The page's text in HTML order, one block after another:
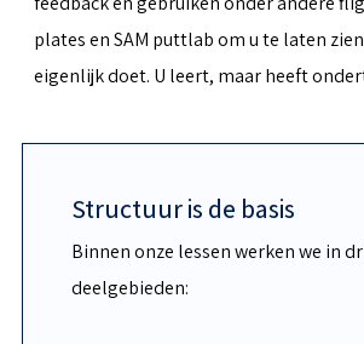
plates en SAM puttlab om u te laten
eigenlijk doet. U leert, maar heeft
Structuur is de basis
Binnen onze lessen werken we in
deelgebieden: